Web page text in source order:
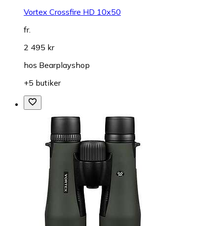
Vortex Crossfire HD 10x50
fr.
2 495 kr
hos Bearplayshop
+5 butiker